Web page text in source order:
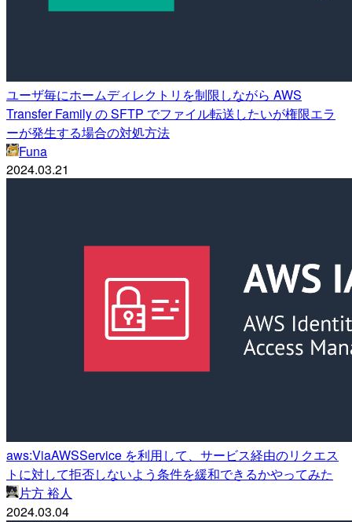
ユーザ毎にホームディレクトリを制限しながら AWS
Transfer Family の SFTP でファイル転送したいが権限エラ
ーが発生する場合の対処方法
Funa
2024.03.21
aws:ViaAWSService を利用して、サービス経由のリクエス
トに対して拒否しないよう条件を緩和できるかやってみた
片方 裕人
2024.03.04